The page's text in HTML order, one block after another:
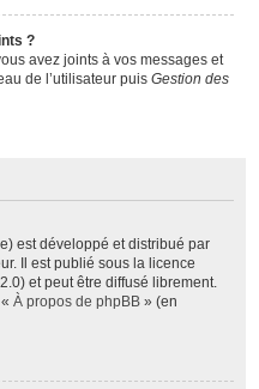
?
avez joints à vos messages et
de l’utilisateur puis Gestion des
est développé et distribué par
Il est publié sous la licence
et peut être diffusé librement.
À propos de phpBB » (en